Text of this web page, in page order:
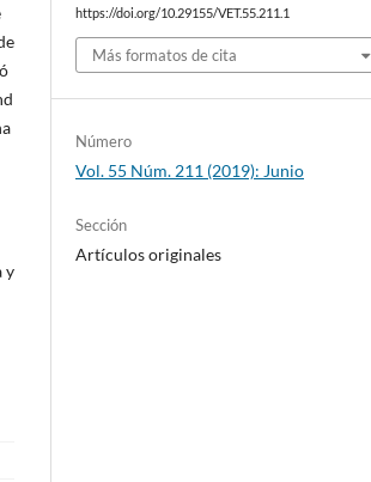
y
https://doi.org/10.29155/VET.55.211.1
Más formatos de cita
Número
Vol. 55 Núm. 211 (2019): Junio
Sección
Artículos originales